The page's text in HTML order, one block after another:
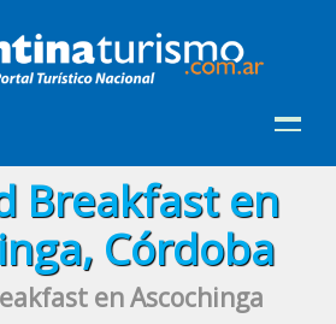
Breakfast en
Córdoba
en Ascochinga